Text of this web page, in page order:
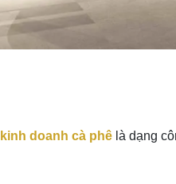
doanh cà phê là dạng